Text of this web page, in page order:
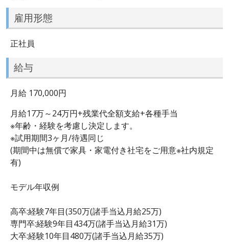
雇用形態
正社員
給与
月給 170,000円
月給17万～24万円+残業代全額支給+各種手当
※年齢・経験を考慮し決定します。
※試用期間3ヶ月/待遇同じ
(期間中は無償で家具・家電付き社宅をご用意※社内規定
有)
モデル年収例
高卒:経験7年目(350万(諸手当込月給25万)
専門卒:経験9年目434万(諸手当込月給31万)
大卒:経験10年目480万(諸手当込月給35万)